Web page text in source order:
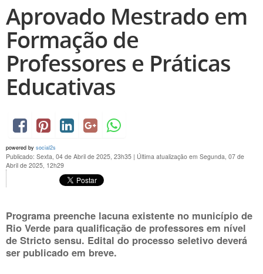
Aprovado Mestrado em
Formação de
Professores e Práticas
Educativas
powered by social2s
Publicado: Sexta, 04 de Abril de 2025, 23h35 | Última atualização em Segunda, 07 de
Abril de 2025, 12h29
Programa preenche lacuna existente no município de
Rio Verde para qualificação de professores em nível
de Stricto sensu. Edital do processo seletivo deverá
ser publicado em breve.